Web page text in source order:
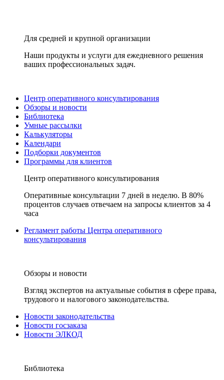
Для средней и крупной организации
Наши продукты и услуги для ежедневного решения
ваших профессиональных задач.
Центр оперативного консультирования
Обзоры и новости
Библиотека
Умные рассылки
Калькуляторы
Календари
Подборки документов
Программы для клиентов
Центр оперативного консультирования
Оперативные консультации 7 дней в неделю. В 80%
процентов случаев отвечаем на запросы клиентов за 4
часа
Регламент работы Центра оперативного
консультирования
Обзоры и новости
Взгляд экспертов на актуальные события в сфере права,
трудового и налогового законодательства.
Новости законодательства
Новости госзаказа
Новости ЭЛКОД
Библиотека